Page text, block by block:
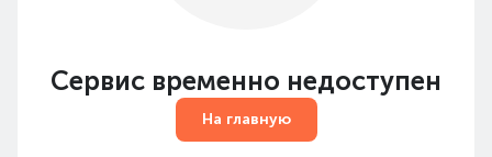
Сервис временно недоступен
На главную